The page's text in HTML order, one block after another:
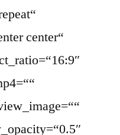
center“